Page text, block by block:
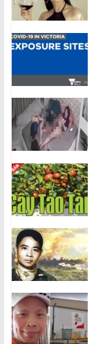
August 8, 2026